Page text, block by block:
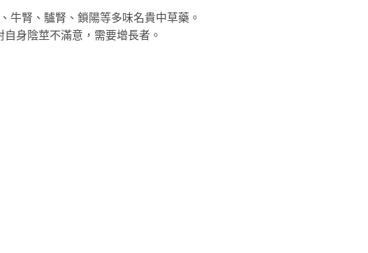
牛腎、驢腎、鎖陽等多味名貴中草藥。
身陰莖不滿意，需要增長者。